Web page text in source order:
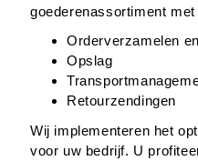
goederenassortiment
Orderverzamelen
Opslag
Retourzendingen
Wij implementeren het
voor uw bedrijf. U